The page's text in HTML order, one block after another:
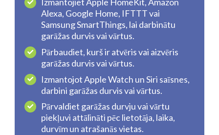
Alexa, Google Home, IFTTT vai
Samsung SmartThings, lai darbinātu
garāžas durvis vai vārtus.
Pārbaudiet, kurš ir atvēris vai aizvēris
garāžas durvis vai vārtus.
Izmantojot Apple Watch un Siri saīsnes,
darbini garāžas durvis vai vārtus.
Pārvaldiet garāžas durvju vai vārtu
piekļuvi attālināti pēc lietotāja, laika,
durvīm un atrašanās vietas.